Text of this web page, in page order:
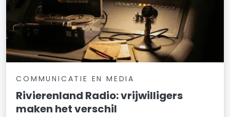
COMMUNICATIE EN MEDIA
Rivierenland Radio: vrijwilligers
maken het verschil